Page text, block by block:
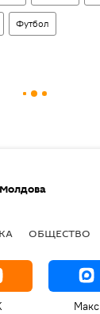
Футбол
Молдова
ОБЩЕСТВО
Макс